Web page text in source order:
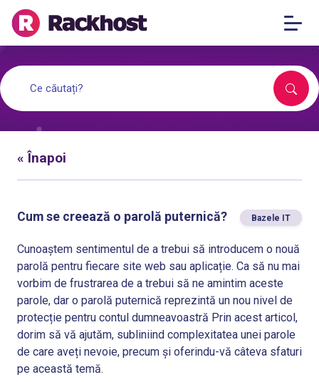
« Înapoi
Cum se creează o parolă puternică? Bazele IT
Cunoaștem sentimentul de a trebui să introducem o nouă
parolă pentru fiecare site web sau aplicație. Ca să nu mai
vorbim de frustrarea de a trebui să ne amintim aceste
parole, dar o parolă puternică reprezintă un nou nivel de
protecție pentru contul dumneavoastră Prin acest articol,
dorim să vă ajutăm, subliniind complexitatea unei parole
de care aveți nevoie, precum și oferindu-vă câteva sfaturi
pe această temă.